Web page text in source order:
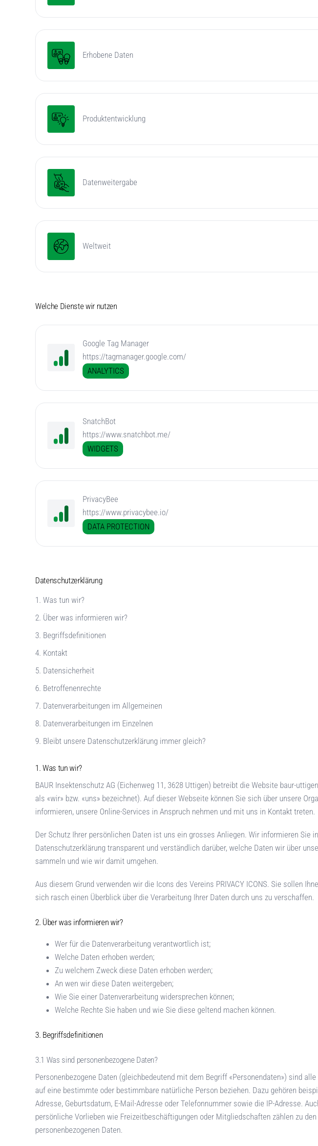
Erhobene Daten
Produktentwicklung
Datenweitergabe
Weltweit
Welche Dienste wir nutzen
Google Tag Manager
https://tagmanager.google.com/
ANALYTICS
SnatchBot
https://www.snatchbot.me/
WIDGETS
PrivacyBee
https://www.privacybee.io/
DATA PROTECTION
Datenschutzerklärung
1. Was tun wir?
2. Über was informieren wir?
3. Begriffsdefinitionen
4. Kontakt
5. Datensicherheit
6. Betroffenenrechte
7. Datenverarbeitungen im Allgemeinen
8. Datenverarbeitungen im Einzelnen
9. Bleibt unsere Datenschutzerklärung immer gleich?
Was tun wir?
BAUR Insektenschutz AG (Eichenweg 11 , 3628 Uttigen) betreibt die Website baur-
als «wir» bzw. «uns» bezeichnet). Auf dieser Webseite können Sie sich über unsere
informieren, unsere Online-Services in Anspruch nehmen und mit uns in Kontakt treten.
Der Schutz Ihrer persönlichen Daten ist uns ein grosses Anliegen. Wir informieren Sie
Datenschutzerklärung transparent und verständlich darüber, welche Daten wir über
sammeln und wie wir damit umgehen.
Aus diesem Grund verwenden wir die Icons des Vereins PRIVACY ICONS. Sie sollen
sich rasch einen Überblick über die Verarbeitung Ihrer Daten durch uns zu verschaffen.
Über was informieren wir?
Wer für die Datenverarbeitung verantwortlich ist;
Welche Daten erhoben werden;
Zu welchem Zweck diese Daten erhoben werden;
An wen wir diese Daten weitergeben;
Wie Sie einer Datenverarbeitung widersprechen können;
Welche Rechte Sie haben und wie Sie diese geltend machen können.
Begriffsdefinitionen
Was sind personenbezogene Daten?
Personenbezogene Daten (gleichbedeutend mit dem Begriff «Personendaten») sind
auf eine bestimmte oder bestimmbare natürliche Person beziehen. Dazu gehören
Adresse, Geburtsdatum, E-Mail-Adresse oder Telefonnummer sowie die IP-Adresse.
persönliche Vorlieben wie Freizeitbeschäftigungen oder Mitgliedschaften zählen zu den
personenbezogenen Daten.